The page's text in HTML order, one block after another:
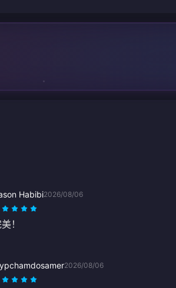
Habibi2026/08/06
！
2026/08/06